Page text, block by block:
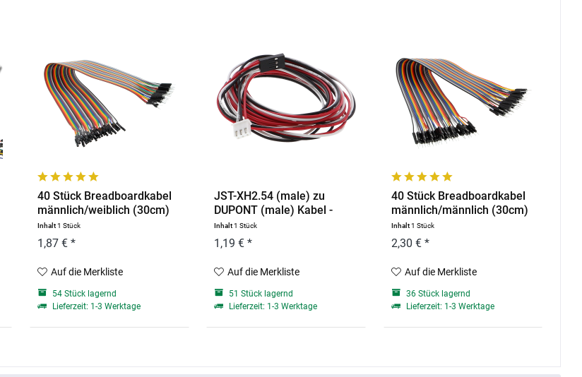
40 Stück Breadboardkabel
männlich/weiblich (30cm)
Inhalt1 Stück
1,87 € *
Auf die Merkliste
54 Stück lagernd
Lieferzeit: 1-3 Werktage
JST-XH2.54 (male) zu
DUPONT (male) Kabel -
3P,...
Inhalt1 Stück
1,19 € *
Auf die Merkliste
51 Stück lagernd
Lieferzeit: 1-3 Werktage
40 Stück Breadboardkabel
männlich/männlich (30cm)
Inhalt1 Stück
2,30 € *
Auf die Merkliste
36 Stück lagernd
Lieferzeit: 1-3 Werktage